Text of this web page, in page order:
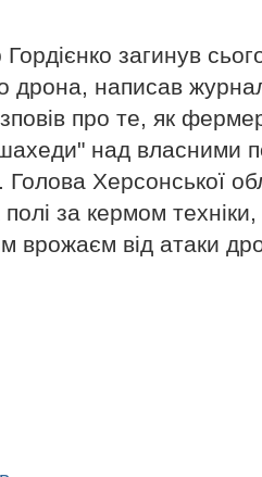
загинув
дрона, написав
про те, як
над власними
Херсонської
полі за кермом
врожаєм від атаки